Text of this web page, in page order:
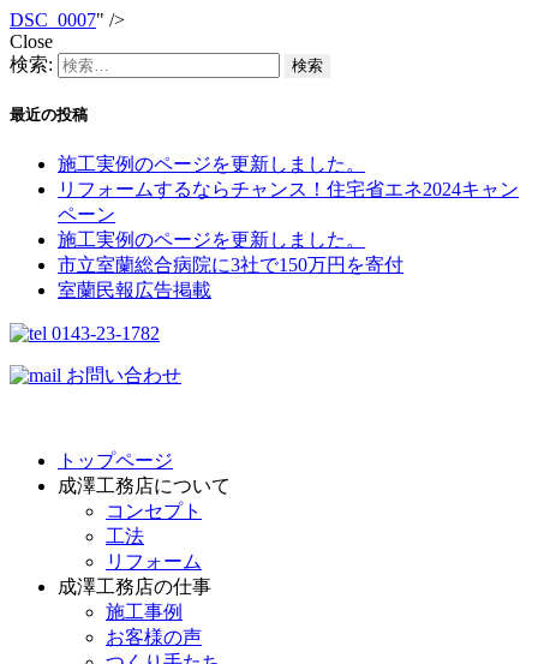
DSC_0007" />
Close
検索:
最近の投稿
施工実例のページを更新しました。
リフォームするならチャンス！住宅省エネ2024キャン
ペーン​
施工実例のページを更新しました。
市立室蘭総合病院に3社で150万円を寄付
室蘭民報広告掲載
0143-23-1782
お問い合わせ
トップページ
成澤工務店について
コンセプト
工法
リフォーム
成澤工務店の仕事
施工事例
お客様の声